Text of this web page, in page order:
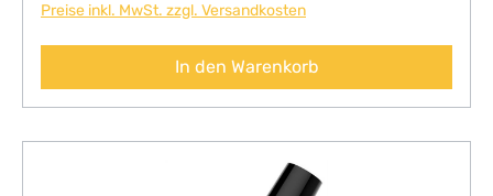
Preise inkl. MwSt. zzgl. Versandkosten
In den Warenkorb